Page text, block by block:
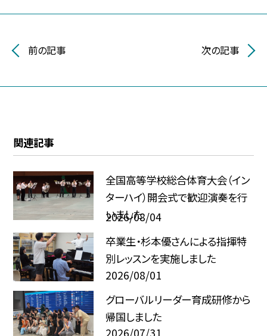
前の記事 次の記事
関連記事
全国高等学校総合体育大会（イン
ターハイ）開会式で歓迎演奏を行
いました
2026/08/04
卒業生・杉本優さんによる指揮特
別レッスンを実施しました
2026/08/01
グローバルリーダー育成研修から
帰国しました
2026/07/31